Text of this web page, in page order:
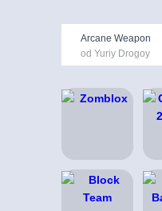
Arcane Weapon
od Yuriy Drogoy